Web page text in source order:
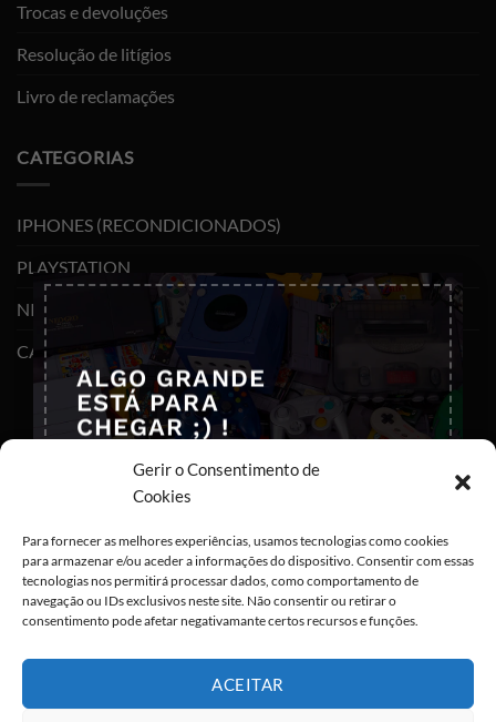
ALGO GRANDE
ESTÁ PARA
CHEGAR ;) !
Deixa-nos os teus dados para que
possas ser notificado em primeira
Privacidade
×
Gerir o Consentimento de
Cookies
Para fornecer as melhores experiências, usamos tecnologias como cookies
para armazenar e/ou aceder a informações do dispositivo. Consentir com essas
tecnologias nos permitirá processar dados, como comportamento de
navegação ou IDs exclusivos neste site. Não consentir ou retirar o
consentimento pode afetar negativamante certos recursos e funções.
ACEITAR
Trocas e devoluções
Resolução de litígios
Livro de reclamações
CATEGORIAS
IPHONES (RECONDICIONADOS)
PLAYSTATION
NINTENDO SWITCH
CABOS E ADAPTADORES TYPE-C